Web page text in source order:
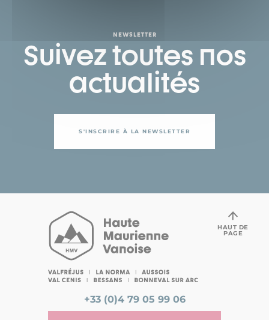
NEWSLETTER
Suivez toutes nos
actualités
S'INSCRIRE À LA NEWSLETTER
+33 (0)4 79 05 99 06
HAUT DE
PAGE